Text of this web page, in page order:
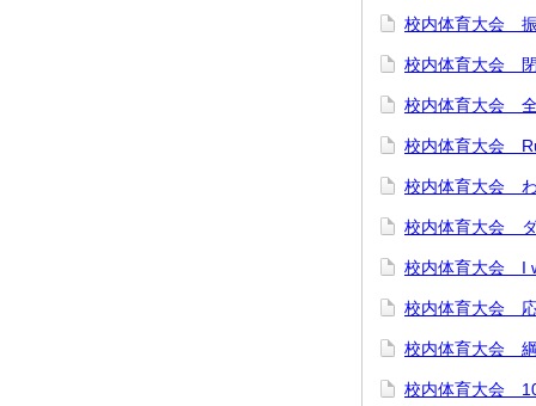
校内体育大会
校内体育大会
校内体育大会
校内体育大会
校内体育大会 わ
校内体育大会
校内体育大会 I
校内体育大会
校内体育大会
校内体育大会